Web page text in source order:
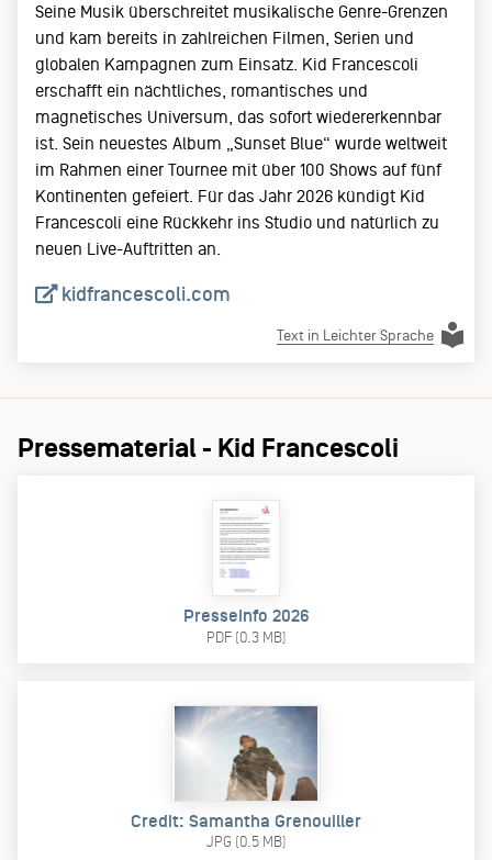
Seine Musik überschreitet musikalische Genre-Grenzen
und kam bereits in zahlreichen Filmen, Serien und
globalen Kampagnen zum Einsatz. Kid Francescoli
erschafft ein nächtliches, romantisches und
magnetisches Universum, das sofort wiedererkennbar
ist. Sein neuestes Album „Sunset Blue“ wurde weltweit
im Rahmen einer Tournee mit über 100 Shows auf fünf
Kontinenten gefeiert. Für das Jahr 2026 kündigt Kid
Francescoli eine Rückkehr ins Studio und natürlich zu
neuen Live-Auftritten an.
kidfrancescoli.com
Text in Leichter Sprache
Pressematerial - Kid Francescoli
Presseinfo 2026
PDF (0.3 MB)
Credit: Samantha Grenouiller
JPG (0.5 MB)